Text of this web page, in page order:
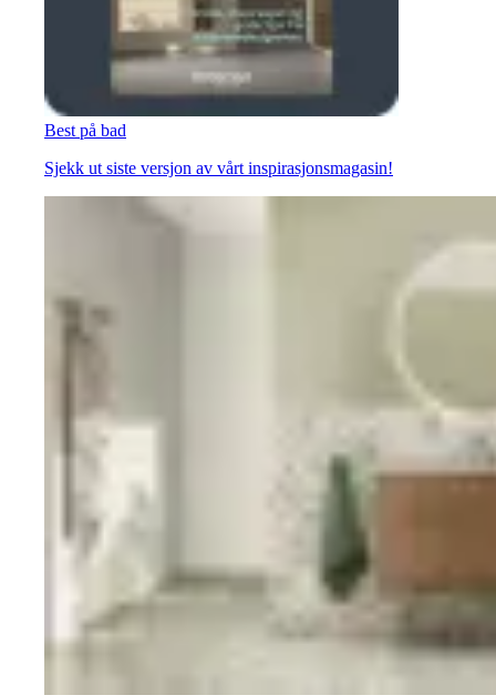
Best på bad
Sjekk ut siste versjon av vårt inspirasjonsmagasin!